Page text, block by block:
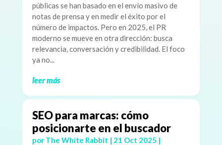
públicas se han basado en el envío masivo de
notas de prensa y en medir el éxito por el
número de impactos. Pero en 2025, el PR
moderno se mueve en otra dirección: busca
relevancia, conversación y credibilidad. El foco
ya no...
leer más
SEO para marcas: cómo
posicionarte en el buscador
por The White Rabbit | 21 Oct 2025 |